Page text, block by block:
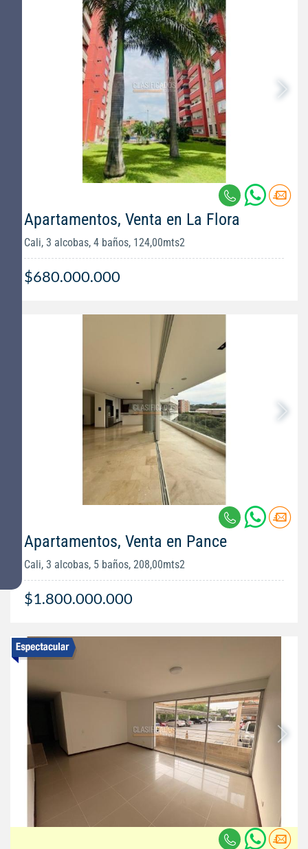
Apartamentos, Venta en La Flora
Cali, 3 alcobas, 4 baños, 124,00mts2
$680.000.000
Apartamentos, Venta en Pance
Cali, 3 alcobas, 5 baños, 208,00mts2
$1.800.000.000